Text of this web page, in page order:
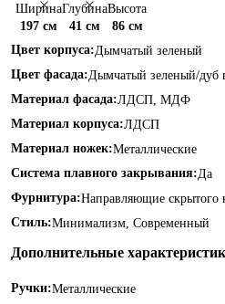
Ширина
197 см
Глубина
41 см
Высота
86 см
Цвет корпуса:Дымчатый зеленый
Цвет фасада:Дымчатый зеленый/дуб
Материал фасада:ЛДСП, МДФ
Материал корпуса:ЛДСП
Материал ножек:Металлические
Система плавного закрывания:Да
Фурнитура:Направляющие скрытого
Стиль:Минимализм, Современный
Дополнительные
Ручки:Металлические